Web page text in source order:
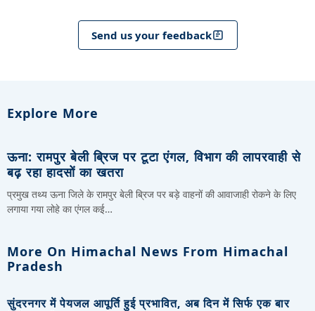
Send us your feedback
Explore More
ऊना: रामपुर बेली ब्रिज पर टूटा एंगल, विभाग की लापरवाही से
बढ़ रहा हादसों का खतरा
प्रमुख तथ्य ऊना जिले के रामपुर बेली ब्रिज पर बड़े वाहनों की आवाजाही रोकने के लिए
लगाया गया लोहे का एंगल कई…
More On Himachal News From Himachal
Pradesh
सुंदरनगर में पेयजल आपूर्ति हुई प्रभावित, अब दिन में सिर्फ एक बार